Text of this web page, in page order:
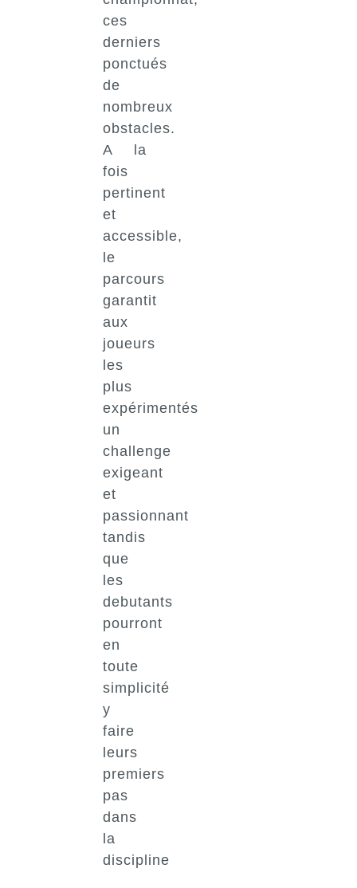
ces
derniers
ponctués
de
nombreux
obstacles.
A la
fois
pertinent
et
accessible,
le
parcours
garantit
aux
joueurs
les
plus
expérimentés
un
challenge
exigeant
et
passionnant
tandis
que
les
debutants
pourront
en
toute
simplicité
y
faire
leurs
premiers
pas
dans
la
discipline